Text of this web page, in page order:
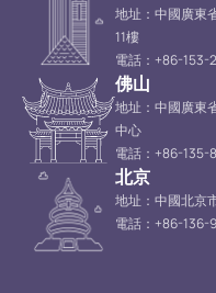
地址：中國廣東
11樓
電話：+86-153-
佛山
地址：中國廣東
中心
電話：+86-135-
北京
地址：中國北京
電話：+86-136-